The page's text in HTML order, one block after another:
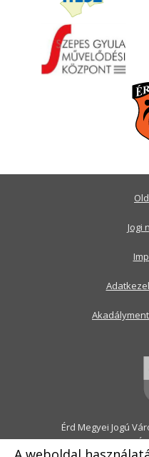
Érd Megyei Jogú
2030
Jogi